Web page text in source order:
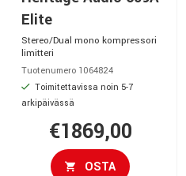
Elite
Stereo/Dual mono kompressori
limitteri
Tuotenumero 1064824
Toimitettavissa noin 5-7
arkipäivässä
€1869,00
OSTA